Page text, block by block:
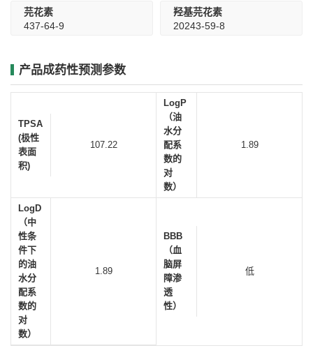
芫花素
437-64-9
羟基芫花素
20243-59-8
产品成药性预测参数
TPSA
(极性
表面
积)
107.22
LogP
（油
水分
配系
数的
对
数）
1.89
LogD
（中
性条
件下
的油
水分
配系
数的
对
数）
1.89
BBB
（血
脑屏
障渗
透
性）
低